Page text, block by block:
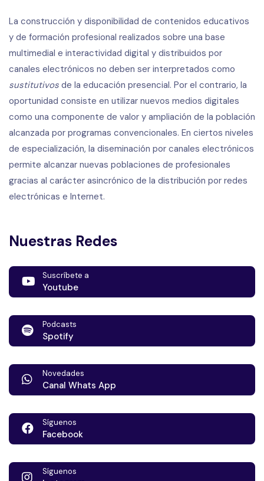
La construcción y disponibilidad de contenidos educativos
y de formación profesional realizados sobre una base
multimedial e interactividad digital y distribuidos por
canales electrónicos no deben ser interpretados como
sustitutivos de la educación presencial. Por el contrario, la
oportunidad consiste en utilizar nuevos medios digitales
como una componente de valor y ampliación de la población
alcanzada por programas convencionales. En ciertos niveles
de especialización, la diseminación por canales electrónicos
permite alcanzar nuevas poblaciones de profesionales
gracias al carácter asincrónico de la distribución por redes
electrónicas e Internet.
Nuestras Redes
Suscríbete a
Youtube
Podcasts
Spotify
Novedades
Canal Whats App
Síguenos
Facebook
Síguenos